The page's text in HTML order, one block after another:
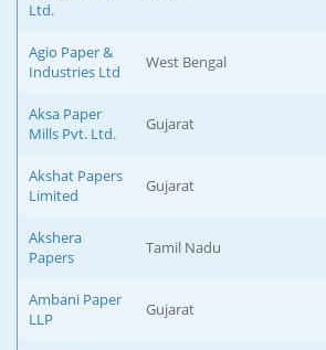
Ltd.
Agio Paper &
Industries Ltd
West Bengal
Aksa Paper
Mills Pvt. Ltd.
Gujarat
Akshat Papers
Limited
Gujarat
Akshera
Papers
Tamil Nadu
Ambani Paper
LLP
Gujarat